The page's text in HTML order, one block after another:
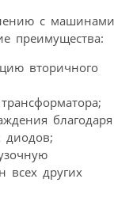
с машинами
преимущества:
вторичного
благодаря
диодов;
всех других